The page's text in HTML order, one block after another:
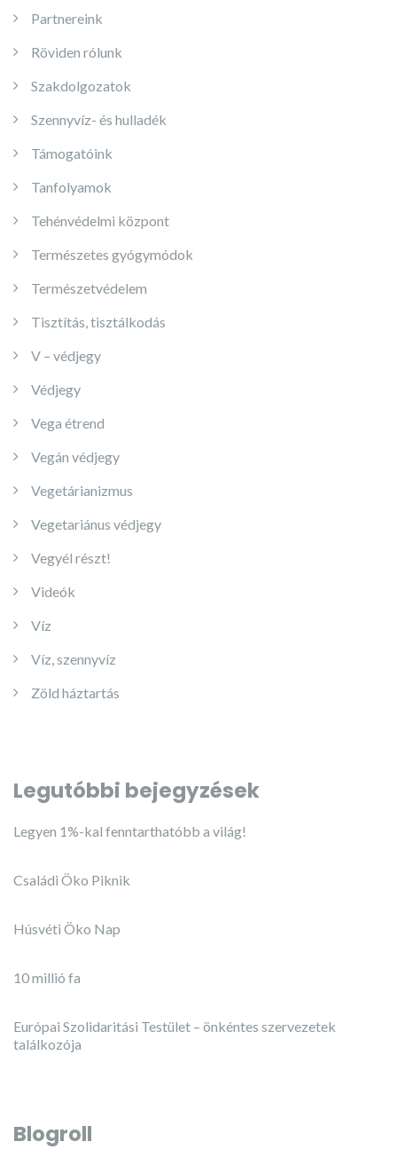
Partnereink
Röviden rólunk
Szakdolgozatok
Szennyvíz- és hulladék
Támogatóink
Tanfolyamok
Tehénvédelmi központ
Természetes gyógymódok
Természetvédelem
Tisztítás, tisztálkodás
V – védjegy
Védjegy
Vega étrend
Vegán védjegy
Vegetárianizmus
Vegetariánus védjegy
Vegyél részt!
Videók
Víz
Víz, szennyvíz
Zöld háztartás
Legutóbbi bejegyzések
Legyen 1%-kal fenntarthatóbb a világ!
Családi Öko Piknik
Húsvéti Öko Nap
10 millió fa
Európai Szolidaritási Testület – önkéntes szervezetek
találkozója
Blogroll